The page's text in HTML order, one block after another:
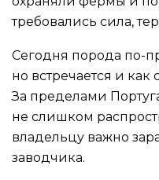
требовались сила,
Сегодня порода по-
но встречается и как
За пределами
не слишком
владельцу важно
заводчика.